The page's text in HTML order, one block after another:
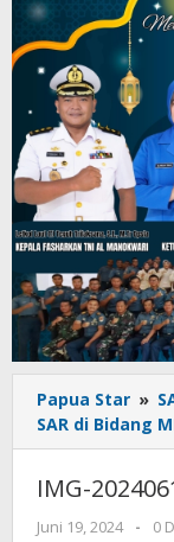
Papua Star »
SAR di Bidang
IMG-
Juni 19, 2024
oleh
-
0